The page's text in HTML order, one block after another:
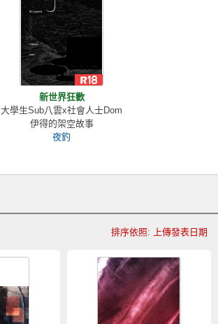
新世界狂歡
大學生Sub八雲x社會人士Dom
伊得的架空故事
夜釣
排序依照: 上傳發表日期